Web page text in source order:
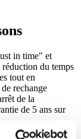
in time" et
du temps
tout en
rechange
de la
de 5 ans sur